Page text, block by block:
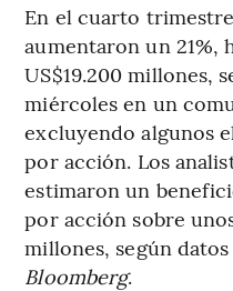
En el cuarto
aumentaron un 21%,
US$19.200 millones,
miércoles en un
excluyendo algunos
por acción. Los
estimaron un
por acción sobre
millones, según
Bloomberg.